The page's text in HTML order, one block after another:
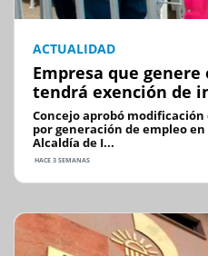
ACTUALIDAD
Empresa que
tendrá exención de
Concejo aprobó
por generación de empleo
Alcaldía de I...
HACE 3 SEMANAS